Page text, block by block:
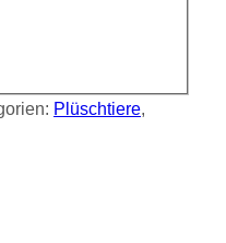
Plüschtiere,